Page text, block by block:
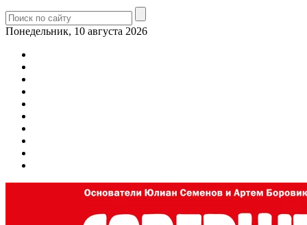
Понедельник, 10 августа 2026